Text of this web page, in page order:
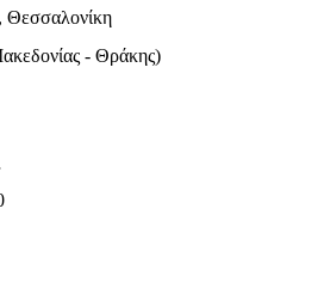
Θεσσαλονίκη
- Θράκης)